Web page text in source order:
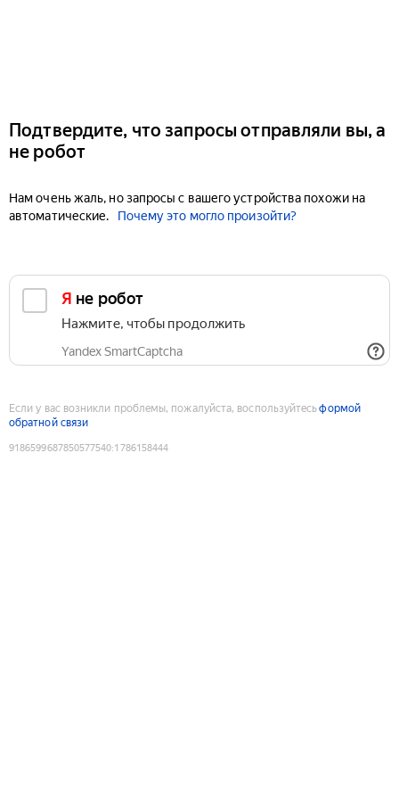
Подтвердите, что запросы отправляли вы, а
не робот
Нам очень жаль, но запросы с вашего устройства похожи на
автоматические.
Почему это могло произойти?
Я не робот
Нажмите, чтобы продолжить
Yandex SmartCaptcha
Если у вас возникли проблемы, пожалуйста, воспользуйтесьформой
обратной связи
9186599687850577540:1786158444